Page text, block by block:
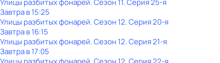
Улицы разбитых фонарей. Сезон 11. Серия 25-я
Завтра в 15:25
Улицы разбитых фонарей. Сезон 12. Серия 20-я
Завтра в 16:15
Улицы разбитых фонарей. Сезон 12. Серия 21-я
Завтра в 17:05